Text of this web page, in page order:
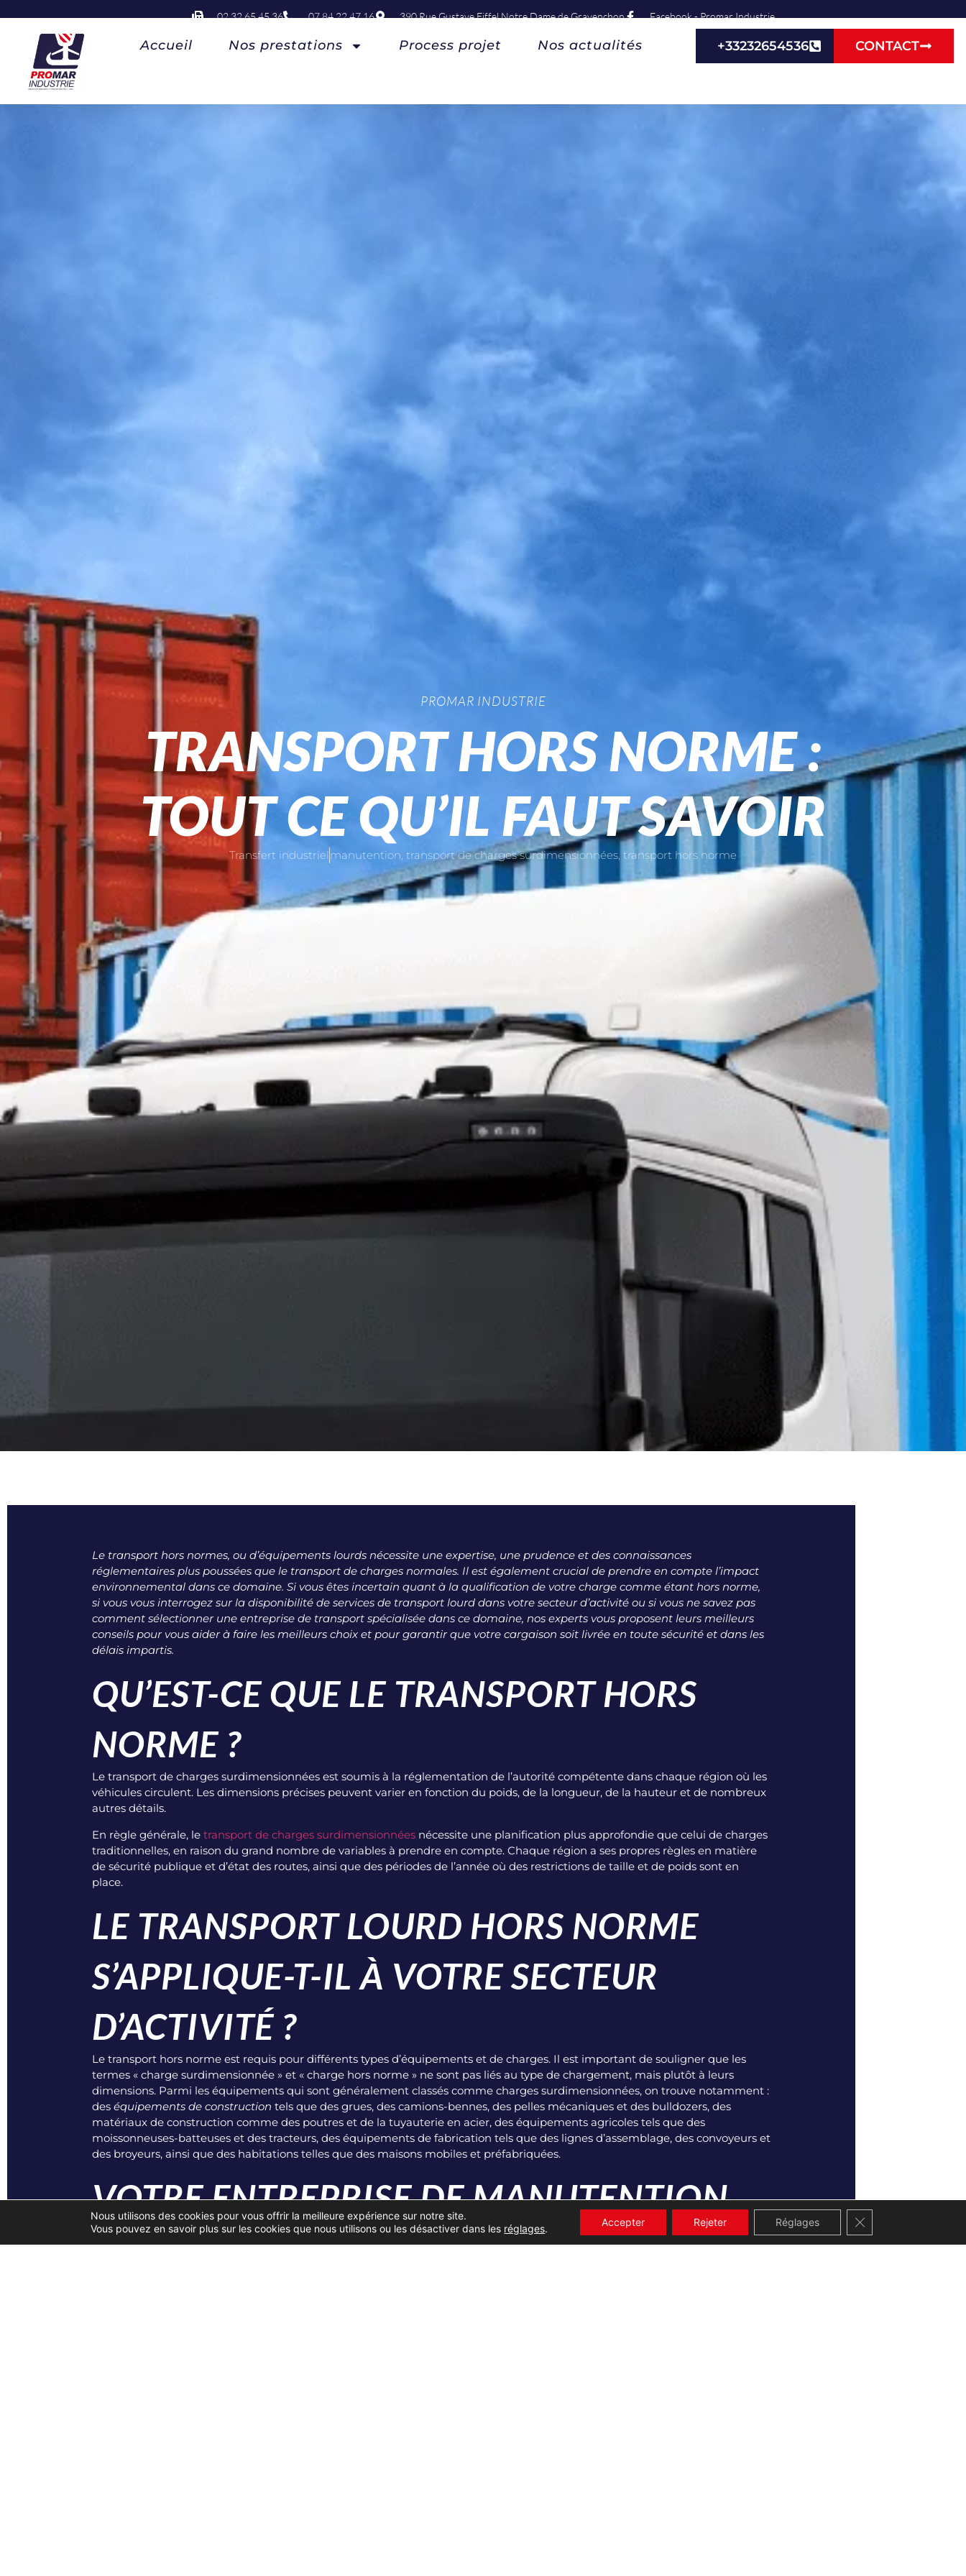
02 32 65 45 36 07 84 22 47 16 390 Rue Gustave Eiffel Notre Dame de Gravenchon Facebook - Promar Industrie
Accueil Nos prestations Process projet Nos actualités +33232654536 CONTACT
+33232654536 CONTACT
PROMAR INDUSTRIE
TRANSPORT HORS NORME :
TOUT CE QU’IL FAUT SAVOIR
Transfert industrielmanutention, transport de charges surdimensionnées, transport hors norme
Le transport hors normes, ou d’équipements lourds nécessite une expertise, une prudence et des connaissances
réglementaires plus poussées que le transport de charges normales. Il est également crucial de prendre en compte l’impact
environnemental dans ce domaine. Si vous êtes incertain quant à la qualification de votre charge comme étant hors norme,
si vous vous interrogez sur la disponibilité de services de transport lourd dans votre secteur d’activité ou si vous ne savez pas
comment sélectionner une entreprise de transport spécialisée dans ce domaine, nos experts vous proposent leurs meilleurs
conseils pour vous aider à faire les meilleurs choix et pour garantir que votre cargaison soit livrée en toute sécurité et dans les
délais impartis.
QU’EST-CE QUE LE TRANSPORT HORS
NORME ?
Le transport de charges surdimensionnées est soumis à la réglementation de l’autorité compétente dans chaque région où les
véhicules circulent. Les dimensions précises peuvent varier en fonction du poids, de la longueur, de la hauteur et de nombreux
autres détails.
En règle générale, le transport de charges surdimensionnées nécessite une planification plus approfondie que celui de charges
traditionnelles, en raison du grand nombre de variables à prendre en compte. Chaque région a ses propres règles en matière
de sécurité publique et d’état des routes, ainsi que des périodes de l’année où des restrictions de taille et de poids sont en
place.
LE TRANSPORT LOURD HORS NORME
S’APPLIQUE-T-IL À VOTRE SECTEUR
D’ACTIVITÉ ?
Le transport hors norme est requis pour différents types d’équipements et de charges. Il est important de souligner que les
termes « charge surdimensionnée » et « charge hors norme » ne sont pas liés au type de chargement, mais plutôt à leurs
dimensions. Parmi les équipements qui sont généralement classés comme charges surdimensionnées, on trouve notamment :
des équipements de construction tels que des grues, des camions-bennes, des pelles mécaniques et des bulldozers, des
matériaux de construction comme des poutres et de la tuyauterie en acier, des équipements agricoles tels que des
moissonneuses-batteuses et des tracteurs, des équipements de fabrication tels que des lignes d’assemblage, des convoyeurs et
des broyeurs, ainsi que des habitations telles que des maisons mobiles et préfabriquées.
VOTRE ENTREPRISE DE MANUTENTION
LOURDE AU HAVRE
Nous utilisons des cookies pour vous offrir la meilleure expérience sur notre site.
Vous pouvez en savoir plus sur les cookies que nous utilisons ou les désactiver dans les réglages.
Accepter Rejeter Réglages Fermer la bannière